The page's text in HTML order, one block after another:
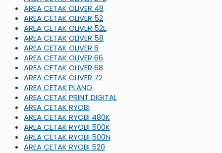
AREA CETAK OLIVER 48
AREA CETAK OLIVER 52
AREA CETAK OLIVER 52E
AREA CETAK OLIVER 58
AREA CETAK OLIVER 6
AREA CETAK OLIVER 66
AREA CETAK OLIVER 68
AREA CETAK OLIVER 72
AREA CETAK PLANO
AREA CETAK PRINT DIGITAL
AREA CETAK RYOBI
AREA CETAK RYOBI 480K
AREA CETAK RYOBI 500K
AREA CETAK RYOBI 500N
AREA CETAK RYOBI 520